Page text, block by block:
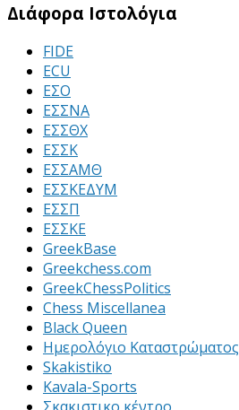
Διάφορα Ιστολόγια
FIDE
ECU
ΕΣΟ
ΕΣΣΝΑ
ΕΣΣΘΧ
ΕΣΣΚ
ΕΣΣΑΜΘ
ΕΣΣΚΕΔΥΜ
ΕΣΣΠ
ΕΣΣΚΕ
GreekBase
Greekchess.com
GreekChessPolitics
Chess Miscellanea
Black Queen
Ημερολόγιο Καταστρώματος
Skakistiko
Kavala-Sports
Σκακιστικο κέντρο